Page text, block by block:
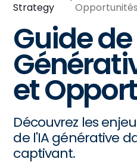
Strategy
Opportunités
Guide de
et
Découvrez les
de l'IA générative
captivant.